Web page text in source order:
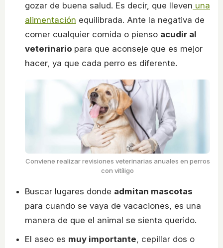
gozar de buena salud. Es decir, que lleven una
alimentación equilibrada. Ante la negativa de
comer cualquier comida o pienso acudir al
veterinario para que aconseje que es mejor
hacer, ya que cada perro es diferente.
Conviene realizar revisiones veterinarias anuales en perros
con vitíligo
Buscar lugares donde admitan mascotas
para cuando se vaya de vacaciones, es una
manera de que el animal se sienta querido.
El aseo es muy importante, cepillar dos o